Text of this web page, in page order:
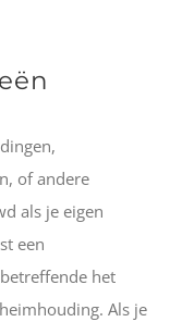
of andere
als je eigen
een
het
Als je